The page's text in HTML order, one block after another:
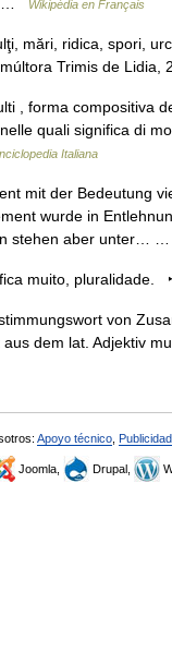
Wikipédia en Français
mări, ridica, spori,
Trimis de
, forma compositiva
quali significa di
Italiana
mit der Bedeutung
wurde in
stehen aber unter…
muito, pluralidade.
von
aus dem lat. Adjektiv
Apoyo técnico Publicidad
Joomla, Drupal,